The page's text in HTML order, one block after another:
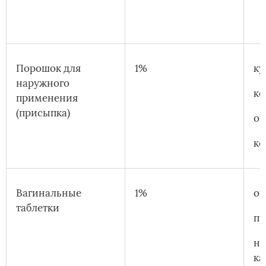
Порошок для
наружного
применения
(присыпка)
1%
Вагинальные
таблетки
1%